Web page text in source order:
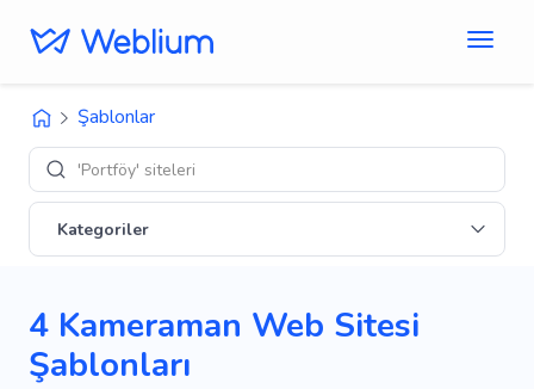
Şablonlar
'Portföy' siteleri
Kategoriler
4 Kameraman Web Sitesi
Şablonları